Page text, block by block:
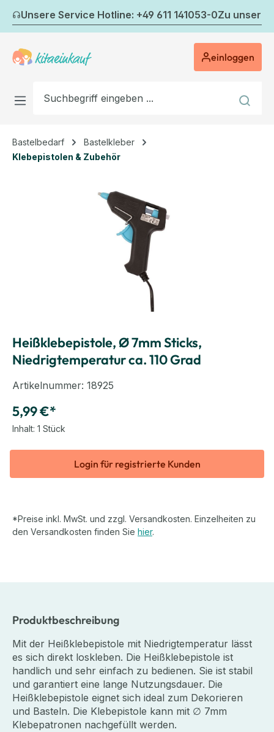
Zum Hauptinhalt springen
Unsere Service Hotline: +49 611 141053-0Zu
einloggen
Bastelbedarf
Bastelkleber
Klebepistolen & Zubehör
Heißklebepistole, Ø 7mm Sticks,
Niedrigtemperatur ca. 110 Grad
Artikelnummer: 18925
5,99 €*
Inhalt: 1 Stück
Login für registrierte Kunden
*Preise inkl. MwSt. und zzgl. Versandkosten. Einzelheiten zu
den Versandkosten finden Sie hier.
Produktbeschreibung
Mit der Heißklebepistole mit Niedrigtemperatur lässt
es sich direkt loskleben. Die Heißklebepistole ist
handlich und sehr einfach zu bedienen. Sie ist stabil
und garantiert eine lange Nutzungsdauer. Die
Heißklebepistole eignet sich ideal zum Dekorieren
und Basteln. Die Klebepistole kann mit ∅ 7mm
Klebepatronen nachgefüllt werden.